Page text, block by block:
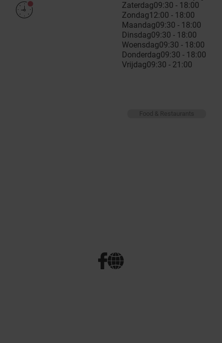
Zaterdag09:30 - 18:00
Zondag12:00 - 18:00
Maandag09:30 - 18:00
Dinsdag09:30 - 18:00
Woensdag09:30 - 18:00
Donderdag09:30 - 18:00
Vrijdag09:30 - 21:00
Food & Restaurants